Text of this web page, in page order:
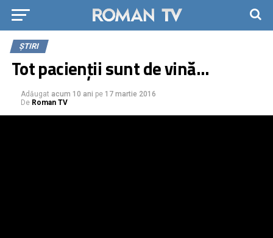
ȘTIRI
Tot pacienții sunt de vină…
Adăugat acum 10 ani pe 17 martie 2016
De Roman TV